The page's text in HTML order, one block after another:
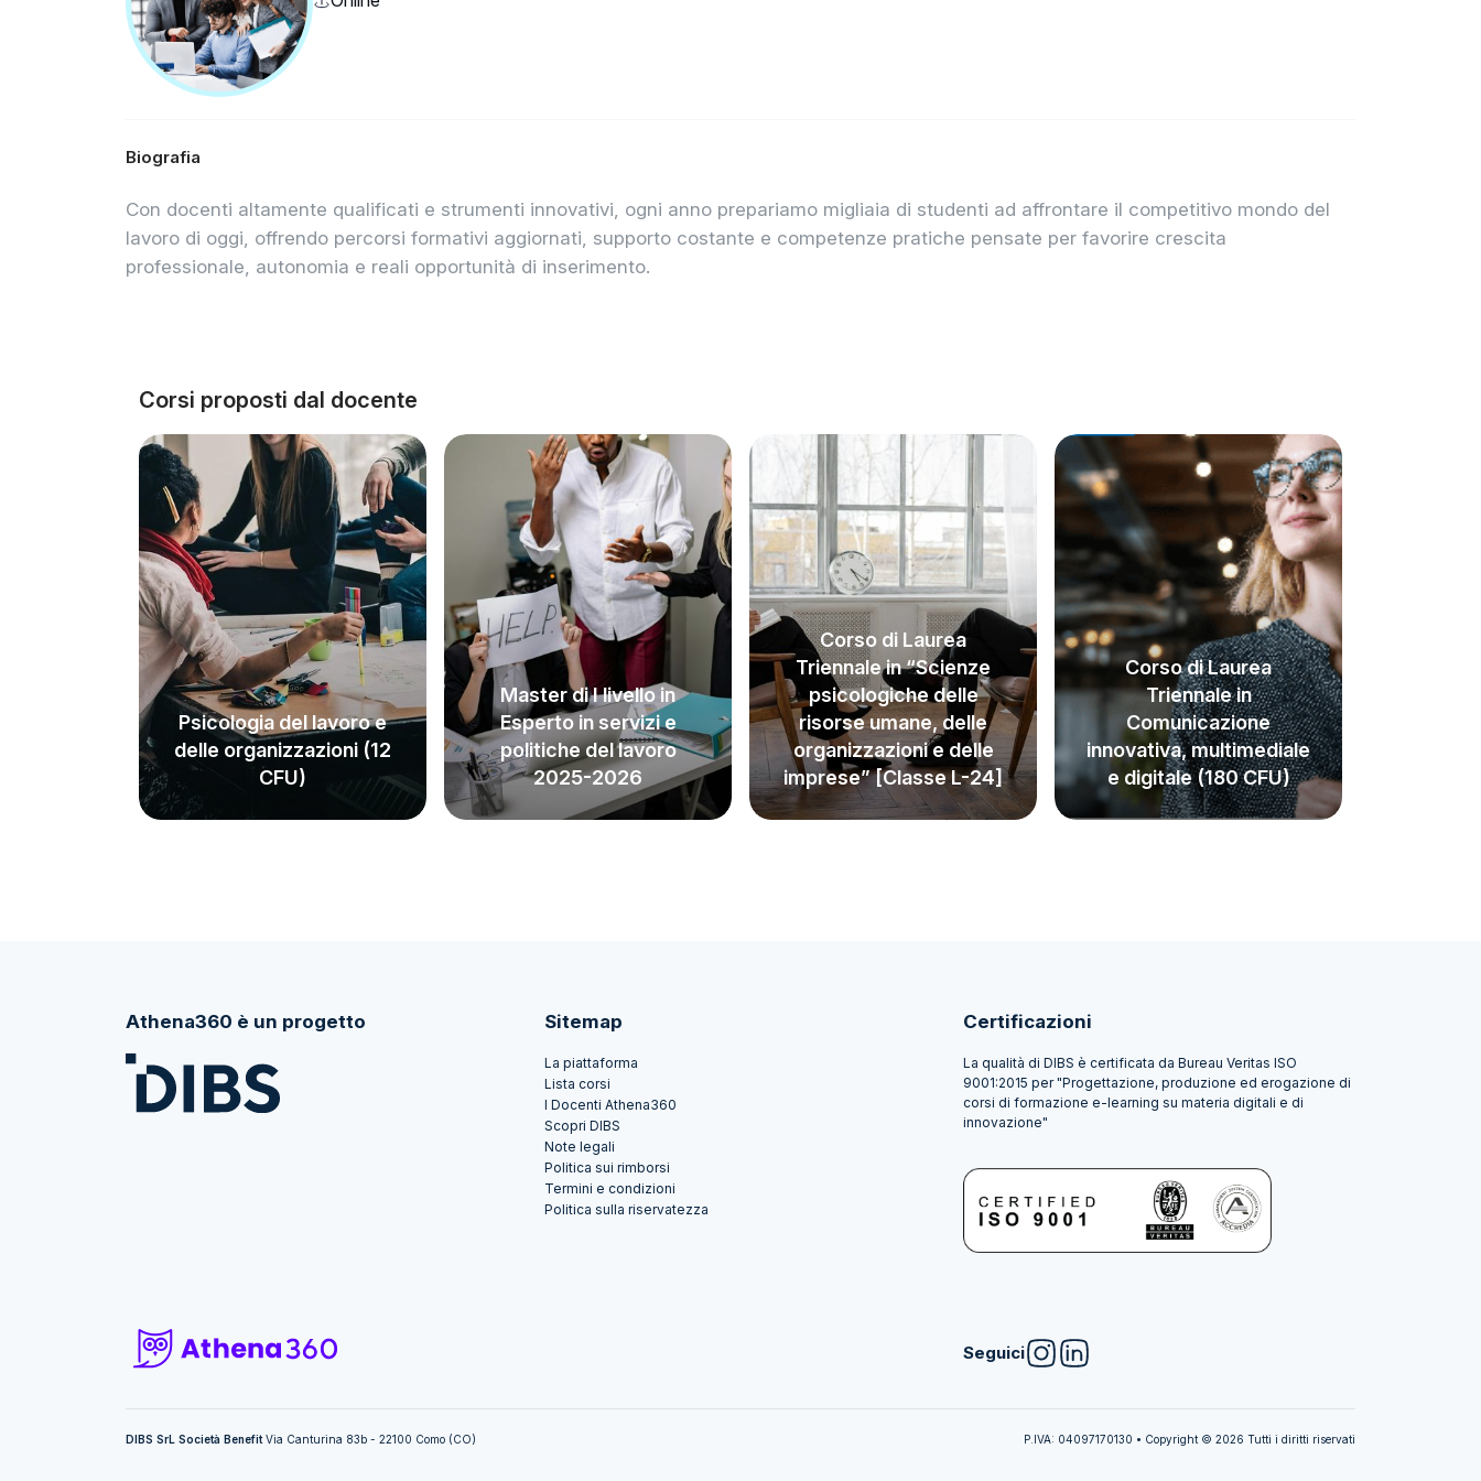
Biografia
Con docenti altamente qualificati e strumenti innovativi, ogni anno prepariamo migliaia di studenti ad affrontare il competitivo mondo del
lavoro di oggi, offrendo percorsi formativi aggiornati, supporto costante e competenze pratiche pensate per favorire crescita
professionale, autonomia e reali opportunità di inserimento.
Corsi proposti dal docente
Psicologia del lavoro e
delle organizzazioni (12
CFU)
Master di I livello in
Esperto in servizi e
politiche del lavoro
2025-2026
Corso di Laurea
Triennale in “Scienze
psicologiche delle
risorse umane, delle
organizzazioni e delle
imprese” [Classe L-24]
Corso di Laurea
Triennale in
Comunicazione
innovativa, multimediale
e digitale (180 CFU)
Athena360 è un progetto Sitemap
La piattaforma
Lista corsi
I Docenti Athena360
Scopri DIBS
Note legali
Politica sui rimborsi
Termini e condizioni
Politica sulla riservatezza
Certificazioni
La qualità di DIBS è certificata da Bureau Veritas ISO
9001:2015 per "Progettazione, produzione ed erogazione di
corsi di formazione e-learning su materia digitali e di
innovazione"
Seguici
DIBS SrL Società BenefitVia Canturina 83b - 22100 Como (CO) P.IVA: 04097170130 • Copyright © 2026 Tutti i diritti riservati